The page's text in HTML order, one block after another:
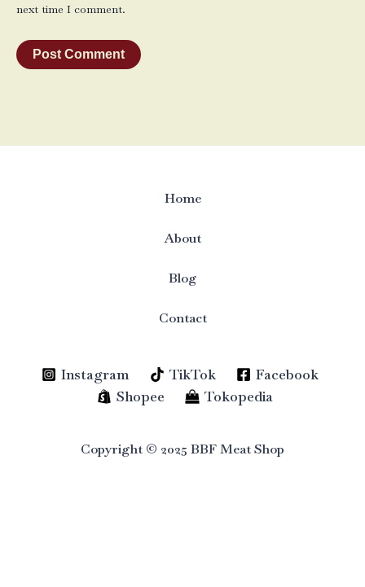
next time I comment.
Home
About
Blog
Contact
Instagram TikTok
Facebook
Shopee
Tokopedia
Copyright © 2025 BBF Meat Shop